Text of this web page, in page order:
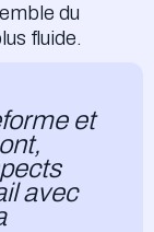
du
fluide.
et
avec